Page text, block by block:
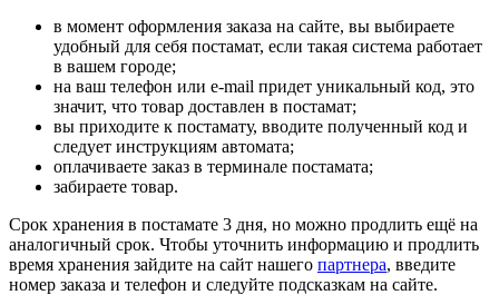
в момент оформления заказа на сайте, вы выбираете
удобный для себя постамат, если такая система работает
в вашем городе;
на ваш телефон или e-mail придет уникальный код, это
значит, что товар доставлен в постамат;
вы приходите к постамату, вводите полученный код и
следует инструкциям автомата;
оплачиваете заказ в терминале постамата;
забираете товар.
Срок хранения в постамате 3 дня, но можно продлить ещё на
аналогичный срок. Чтобы уточнить информацию и продлить
время хранения зайдите на сайт нашего партнера, введите
номер заказа и телефон и следуйте подсказкам на сайте.